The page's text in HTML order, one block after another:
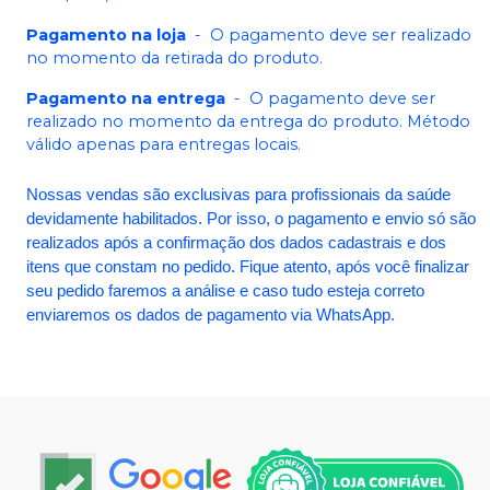
Pagamento na loja - O pagamento deve ser realizado
no momento da retirada do produto.
Pagamento na entrega - O pagamento deve ser
realizado no momento da entrega do produto. Método
válido apenas para entregas locais.
Nossas vendas são exclusivas para profissionais da saúde
devidamente habilitados. Por isso, o pagamento e envio só são
realizados após a confirmação dos dados cadastrais e dos
itens que constam no pedido. Fique atento, após você finalizar
seu pedido faremos a análise e caso tudo esteja correto
enviaremos os dados de pagamento via WhatsApp.